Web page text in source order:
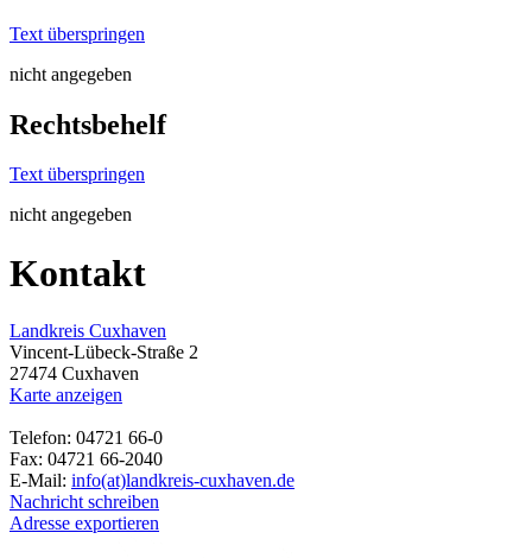
Text überspringen
nicht angegeben
Rechtsbehelf
Text überspringen
nicht angegeben
Kontakt
Landkreis Cuxhaven
Vincent-Lübeck-Straße 2
27474 Cuxhaven
Karte anzeigen
Telefon: 04721 66-0
Fax: 04721 66-2040
E-Mail: info(at)landkreis-cuxhaven.de
Nachricht schreiben
Adresse exportieren